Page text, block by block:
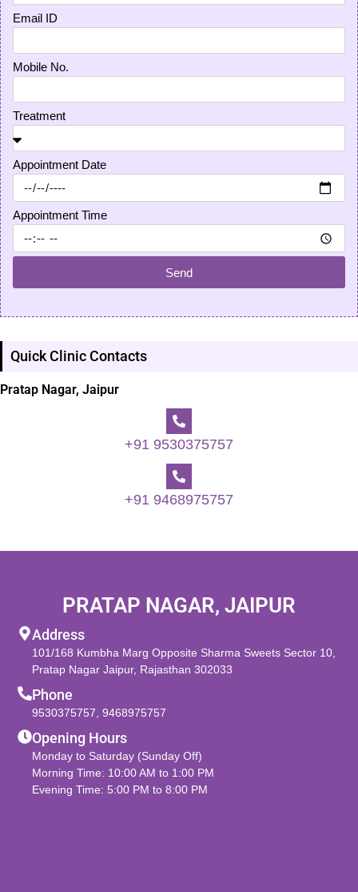
Email ID
Mobile No.
Treatment
Appointment Date
Appointment Time
Send
Quick Clinic Contacts
Pratap Nagar, Jaipur
+91 9530375757
+91 9468975757
PRATAP NAGAR, JAIPUR
Address
101/168 Kumbha Marg Opposite Sharma Sweets Sector 10,
Pratap Nagar Jaipur, Rajasthan 302033
Phone
9530375757 ,9468975757
Opening Hours
Monday to Saturday (Sunday Off)
Morning Time: 10:00 AM to 1:00 PM
Evening Time: 5:00 PM to 8:00 PM